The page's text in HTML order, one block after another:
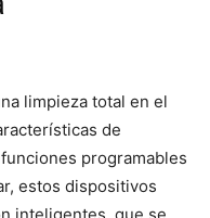
limpieza total en el
de
programables
estos dispositivos